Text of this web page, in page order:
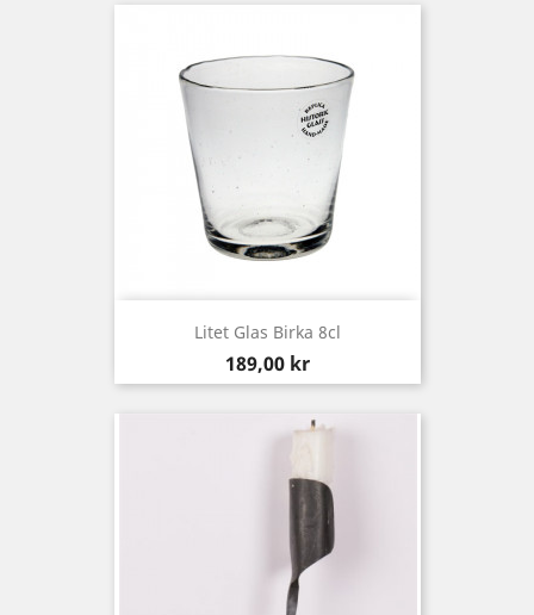
Litet Glas Birka 8cl
Pris
189,00 kr